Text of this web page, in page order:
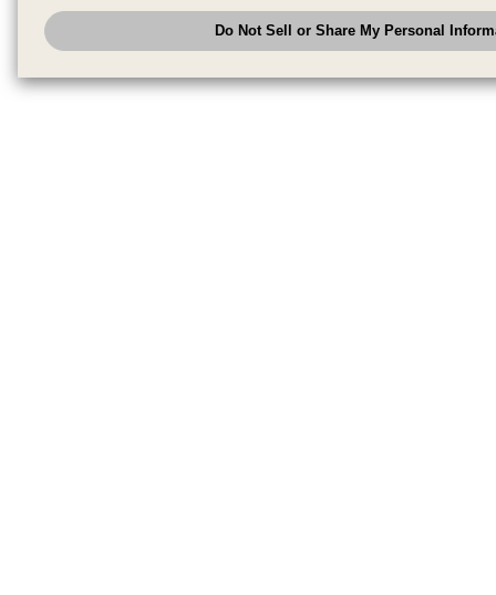
analyze and optimize advertisements delivered to you by businesses
have the right to opt out of sale or share of your personal information by
to exercise your right. If we have detected an opt-out
honored.Change your sell or share preference
Do Not Sell or Share My Personal